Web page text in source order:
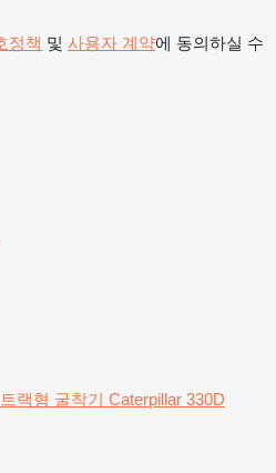
정책 및 사용자 계약에 동의하실 수
트랙형 굴착기 Caterpillar 330D